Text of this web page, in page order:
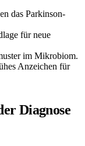
das Parkinson-
für neue
im Mikrobiom.
Anzeichen für
Diagnose